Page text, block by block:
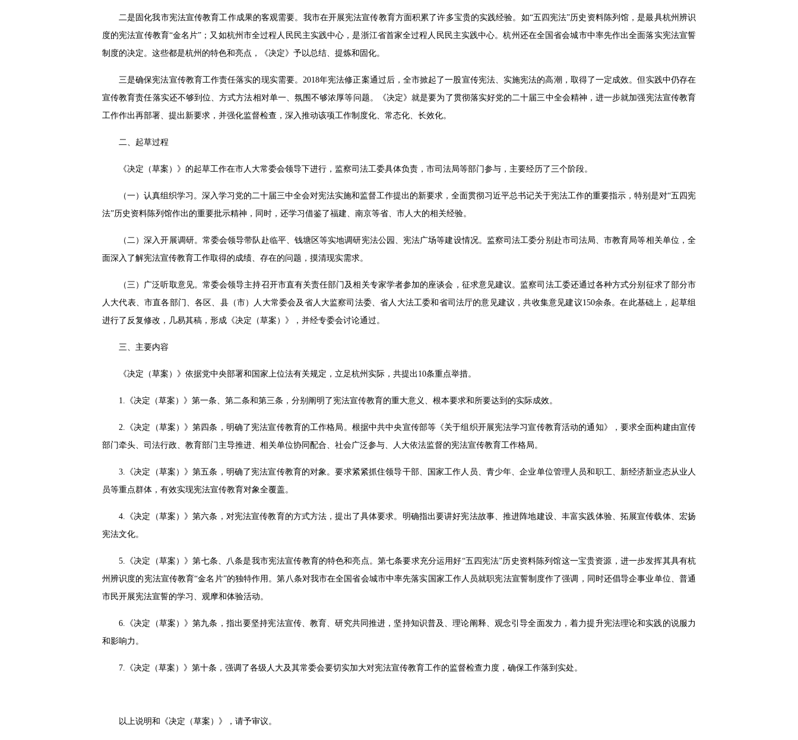
二是固化我市宪法宣传教育工作成果的客观需要。我市在开展宪法宣传教育方面积累了许多宝贵的实践经验。如“五四宪法”历史资料陈列馆，是最具杭州辨识
度的宪法宣传教育“金名片”；又如杭州市全过程人民民主实践中心，是浙江省首家全过程人民民主实践中心。杭州还在全国省会城市中率先作出全面落实宪法宣誓
制度的决定。这些都是杭州的特色和亮点，《决定》予以总结、提炼和固化。
三是确保宪法宣传教育工作责任落实的现实需要。2018年宪法修正案通过后，全市掀起了一股宣传宪法、实施宪法的高潮，取得了一定成效。但实践中仍存在
宣传教育责任落实还不够到位、方式方法相对单一、氛围不够浓厚等问题。《决定》就是要为了贯彻落实好党的二十届三中全会精神，进一步就加强宪法宣传教育
工作作出再部署、提出新要求，并强化监督检查，深入推动该项工作制度化、常态化、长效化。
二、起草过程
《决定（草案）》的起草工作在市人大常委会领导下进行，监察司法工委具体负责，市司法局等部门参与，主要经历了三个阶段。
（一）认真组织学习。深入学习党的二十届三中全会对宪法实施和监督工作提出的新要求，全面贯彻习近平总书记关于宪法工作的重要指示，特别是对“五四宪
法”历史资料陈列馆作出的重要批示精神，同时，还学习借鉴了福建、南京等省、市人大的相关经验。
（二）深入开展调研。常委会领导带队赴临平、钱塘区等实地调研宪法公园、宪法广场等建设情况。监察司法工委分别赴市司法局、市教育局等相关单位，全
面深入了解宪法宣传教育工作取得的成绩、存在的问题，摸清现实需求。
（三）广泛听取意见。常委会领导主持召开市直有关责任部门及相关专家学者参加的座谈会，征求意见建议。监察司法工委还通过各种方式分别征求了部分市
人大代表、市直各部门、各区、县（市）人大常委会及省人大监察司法委、省人大法工委和省司法厅的意见建议，共收集意见建议150余条。在此基础上，起草组
进行了反复修改，几易其稿，形成《决定（草案）》，并经专委会讨论通过。
三、主要内容
《决定（草案）》依据党中央部署和国家上位法有关规定，立足杭州实际，共提出10条重点举措。
1.《决定（草案）》第一条、第二条和第三条，分别阐明了宪法宣传教育的重大意义、根本要求和所要达到的实际成效。
2.《决定（草案）》第四条，明确了宪法宣传教育的工作格局。根据中共中央宣传部等《关于组织开展宪法学习宣传教育活动的通知》，要求全面构建由宣传
部门牵头、司法行政、教育部门主导推进、相关单位协同配合、社会广泛参与、人大依法监督的宪法宣传教育工作格局。
3.《决定（草案）》第五条，明确了宪法宣传教育的对象。要求紧紧抓住领导干部、国家工作人员、青少年、企业单位管理人员和职工、新经济新业态从业人
员等重点群体，有效实现宪法宣传教育对象全覆盖。
4.《决定（草案）》第六条，对宪法宣传教育的方式方法，提出了具体要求。明确指出要讲好宪法故事、推进阵地建设、丰富实践体验、拓展宣传载体、宏扬
宪法文化。
5.《决定（草案）》第七条、八条是我市宪法宣传教育的特色和亮点。第七条要求充分运用好“五四宪法”历史资料陈列馆这一宝贵资源，进一步发挥其具有杭
州辨识度的宪法宣传教育“金名片”的独特作用。第八条对我市在全国省会城市中率先落实国家工作人员就职宪法宣誓制度作了强调，同时还倡导企事业单位、普通
市民开展宪法宣誓的学习、观摩和体验活动。
6.《决定（草案）》第九条，指出要坚持宪法宣传、教育、研究共同推进，坚持知识普及、理论阐释、观念引导全面发力，着力提升宪法理论和实践的说服力
和影响力。
7.《决定（草案）》第十条，强调了各级人大及其常委会要切实加大对宪法宣传教育工作的监督检查力度，确保工作落到实处。
以上说明和《决定（草案）》，请予审议。